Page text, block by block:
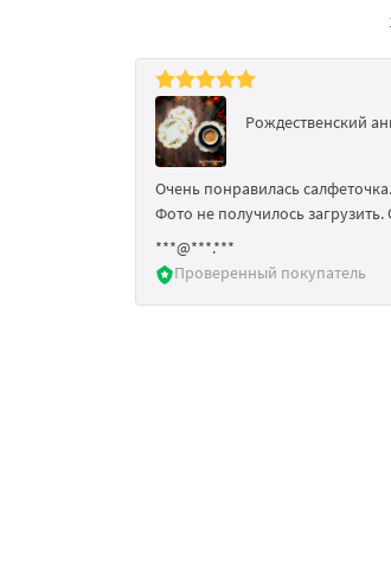
Рождественский
Очень понравилась
Фото не получилось
***@***.***
Проверенный покупатель